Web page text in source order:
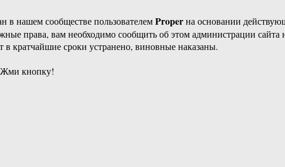
в нашем сообществе пользователемProperна основании
права, вам необходимо сообщить об этом администрации
кратчайшие сроки устранено, виновные наказаны.
Жми кнопку!